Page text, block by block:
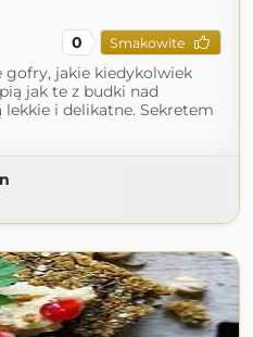
0 Smakowite
gofry, jakie kiedykolwiek
jak te z budki nad
lekkie i delikatne. Sekretem